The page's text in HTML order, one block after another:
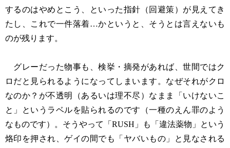
するのはやめとこう、といった指針（回避策）が見えてき
たし、これで一件落着…かというと、そうとは言えないも
のが残ります。
グレーだった物事も、検挙・摘発があれば、世間ではク
ロだと見られるようになってしまいます。なぜそれがクロ
なのか？が不透明（あるいは理不尽）なまま「いけないこ
と」というラベルを貼られるのです（一種のえん罪のよう
なものです）。そうやって「RUSH」も「違法薬物」という
烙印を押され、ゲイの間でも「ヤバいもの」と見なされる